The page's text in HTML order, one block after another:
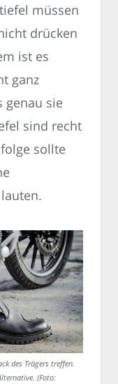
müssen
drücken
ist es
ganz
genau sie
sind recht
sollte
des Trägers treffen.
(Foto: